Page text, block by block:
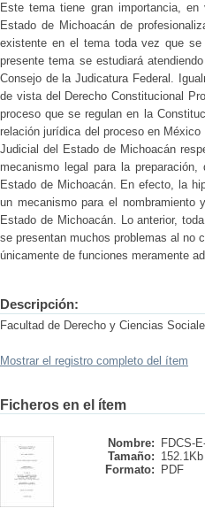
Este tema tiene gran importancia,
Estado de Michoacán de
existente en el tema toda vez que
presente tema se estudiará
Consejo de la Judicatura Federal.
de vista del Derecho Constitucional
proceso que se regulan en la
relación jurídica del proceso en
Judicial del Estado de Michoacán
mecanismo legal para la
Estado de Michoacán. En efecto, la
un mecanismo para el
Estado de Michoacán. Lo anterior,
se presentan muchos problemas al no
únicamente de funciones meramente
Descripción:
Facultad de Derecho y Ciencias
Mostrar el registro completo del ítem
Ficheros en el ítem
Nombre:
FDCS-
Tamaño: 152.1Kb
Formato:
PDF